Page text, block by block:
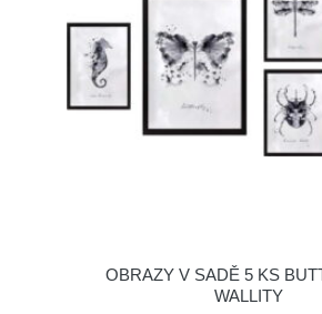
OBRAZY V SADĚ 5 KS
WALLITY